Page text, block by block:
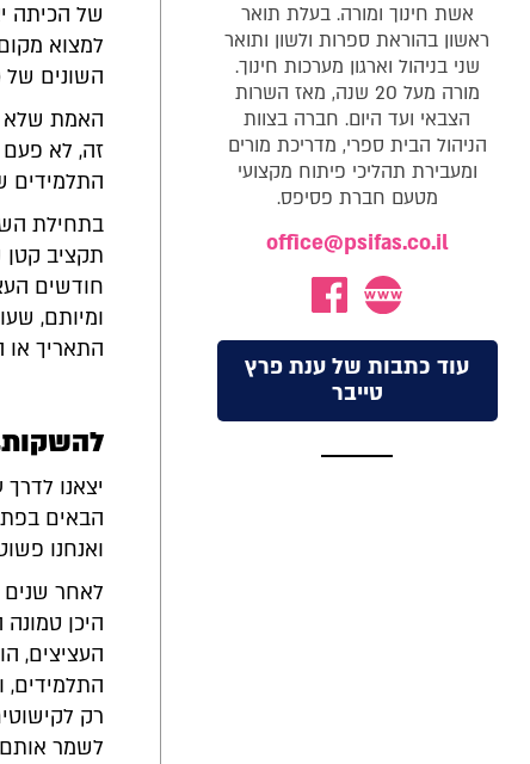
של הכיתה
למצוא
השונים של
האמת שלא
זה, לא פעם
התלמידים
בתחילת
תקציב קטן
חודשים
ומיותם,
התאריך או
יצאנו
הבאים
ואנחנו
לאחר שנים
היכן
העציצים,
התלמידים,
רק
לשמר אותם
אשת חינוך ומורה. בעלת תואר
ראשון בהוראת ספרות ולשון ותואר
שני בניהול וארגון מערכות חינוך.
מורה מעל 20 שנה, מאז השרות
הצבאי ועד היום. חברה בצוות
הניהול הבית ספרי, מדריכת מורים
ומעבירת תהליכי פיתוח מקצועי
מטעם חברת פסיפס.
office@psifas.co.il
עוד כתבות של ענת פרץ
טייבר